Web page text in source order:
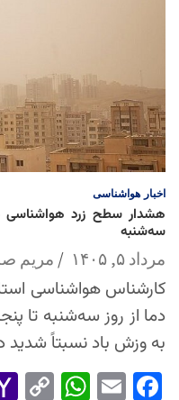
اخبار هواشناسی
هشدار سطح زرد هواشناسی
سه‌شنبه
مرداد ۵, ۱۴۰۵ مریم
کارشناس هواشناسی
دما از روز سه‌شنبه تا
به وزش باد نسبتاً شدید
Fac
Em
Wh
Co